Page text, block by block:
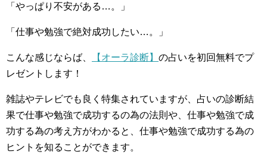
「やっぱり不安がある…。」
「仕事や勉強で絶対成功したい…。」
こんな感じならば、 【オーラ診断】 の占いを初回無料でプ
レゼントします！
雑誌やテレビでも良く特集されていますが、占いの診断結
果で仕事や勉強で成功するの為の法則や、仕事や勉強で成
功する為の考え方がわかると、仕事や勉強で成功する為の
ヒントを知ることができます。